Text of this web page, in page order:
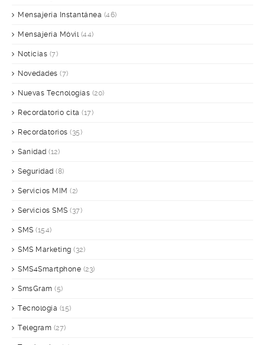
Mensajería Instantánea (46)
Mensajería Móvil(44)
Noticias (7)
Novedades (7)
Nuevas Tecnologías (20)
Recordatorio cita (17)
Recordatorios (35)
Sanidad (12)
Seguridad (8)
Servicios MIM (2)
Servicios SMS (37)
SMS (154)
SMS Marketing (32)
SMS4Smartphone (23)
SmsGram (5)
Tecnología (15)
Telegram (27)